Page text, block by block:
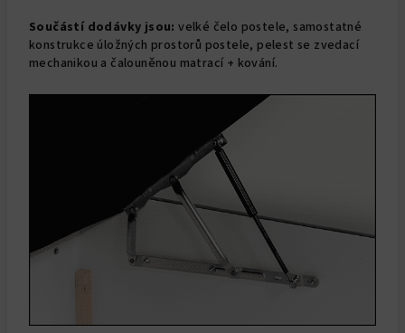
Součástí dodávky jsou: velké čelo postele, samostatné
konstrukce úložných prostorů postele, pelest se zvedací
mechanikou a čalouněnou matrací + kování.